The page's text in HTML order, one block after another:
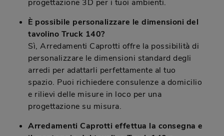
progettazione 3D per i tuoi ambienti.
È possibile personalizzare le dimensioni del
tavolino Truck 140?
Sì, Arredamenti Caprotti offre la possibilità di
personalizzare le dimensioni standard degli
arredi per adattarli perfettamente al tuo
spazio. Puoi richiedere consulenze a domicilio
e rilievi delle misure in loco per una
progettazione su misura.
Arredamenti Caprotti effettua la consegna e